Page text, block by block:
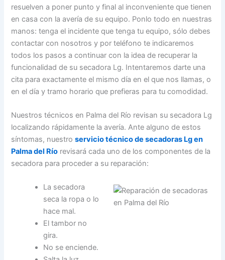
resuelven a poner punto y final al inconveniente que tienen
en casa con la avería de su equipo. Ponlo todo en nuestras
manos: tenga el incidente que tenga tu equipo, sólo debes
contactar con nosotros y por teléfono te indicaremos
todos los pasos a continuar con la idea de recuperar la
funcionalidad de su secadora Lg. Intentaremos darte una
cita para exactamente el mismo día en el que nos llamas, o
en el día y tramo horario que prefieras para tu comodidad.
Nuestros técnicos en Palma del Río revisan su secadora Lg
localizando rápidamente la avería. Ante alguno de estos
síntomas, nuestroservicio técnico de secadoras Lg en
Palma del Río revisará cada uno de los componentes de la
secadora para proceder a su reparación:
La secadora
seca la ropa o lo
hace mal.
El tambor no
gira.
No se enciende.